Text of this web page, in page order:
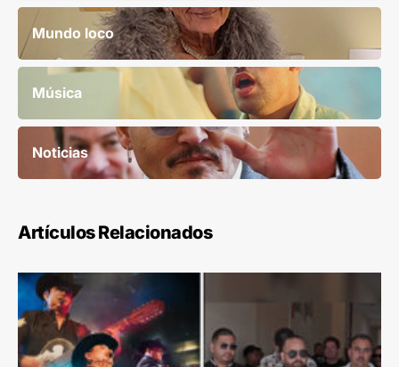
Mundo loco
Música
Noticias
Artículos Relacionados